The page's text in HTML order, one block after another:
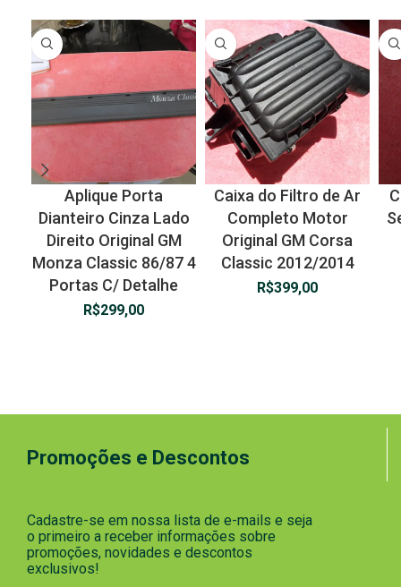
Aplique Porta
Dianteiro Cinza Lado
Direito Original GM
Monza Classic 86/87 4
Portas C/ Detalhe
R$299,00
Caixa do Filtro de Ar
Completo Motor
Original GM Corsa
Classic 2012/2014
R$399,00
Promoções e Descontos
Cadastre-se em nossa lista de e-mails e seja
o primeiro a receber informações sobre
promoções, novidades e descontos
exclusivos!